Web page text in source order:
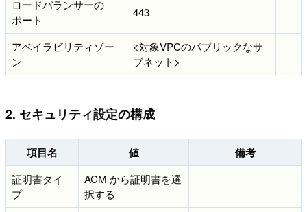
ロードバランサーの
ポート
443
アベイラビリティゾー
ン
<対象VPCのパブリックなサ
ブネット>
2. セキュリティ設定の構成
項目名 値 備考
証明書タイ
プ
ACM から証明書を選
択する